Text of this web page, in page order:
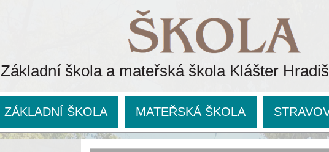
Základní škola a mateřská škola Klášter
ZÁKLADNÍ ŠKOLA MATEŘSKÁ ŠKOLA